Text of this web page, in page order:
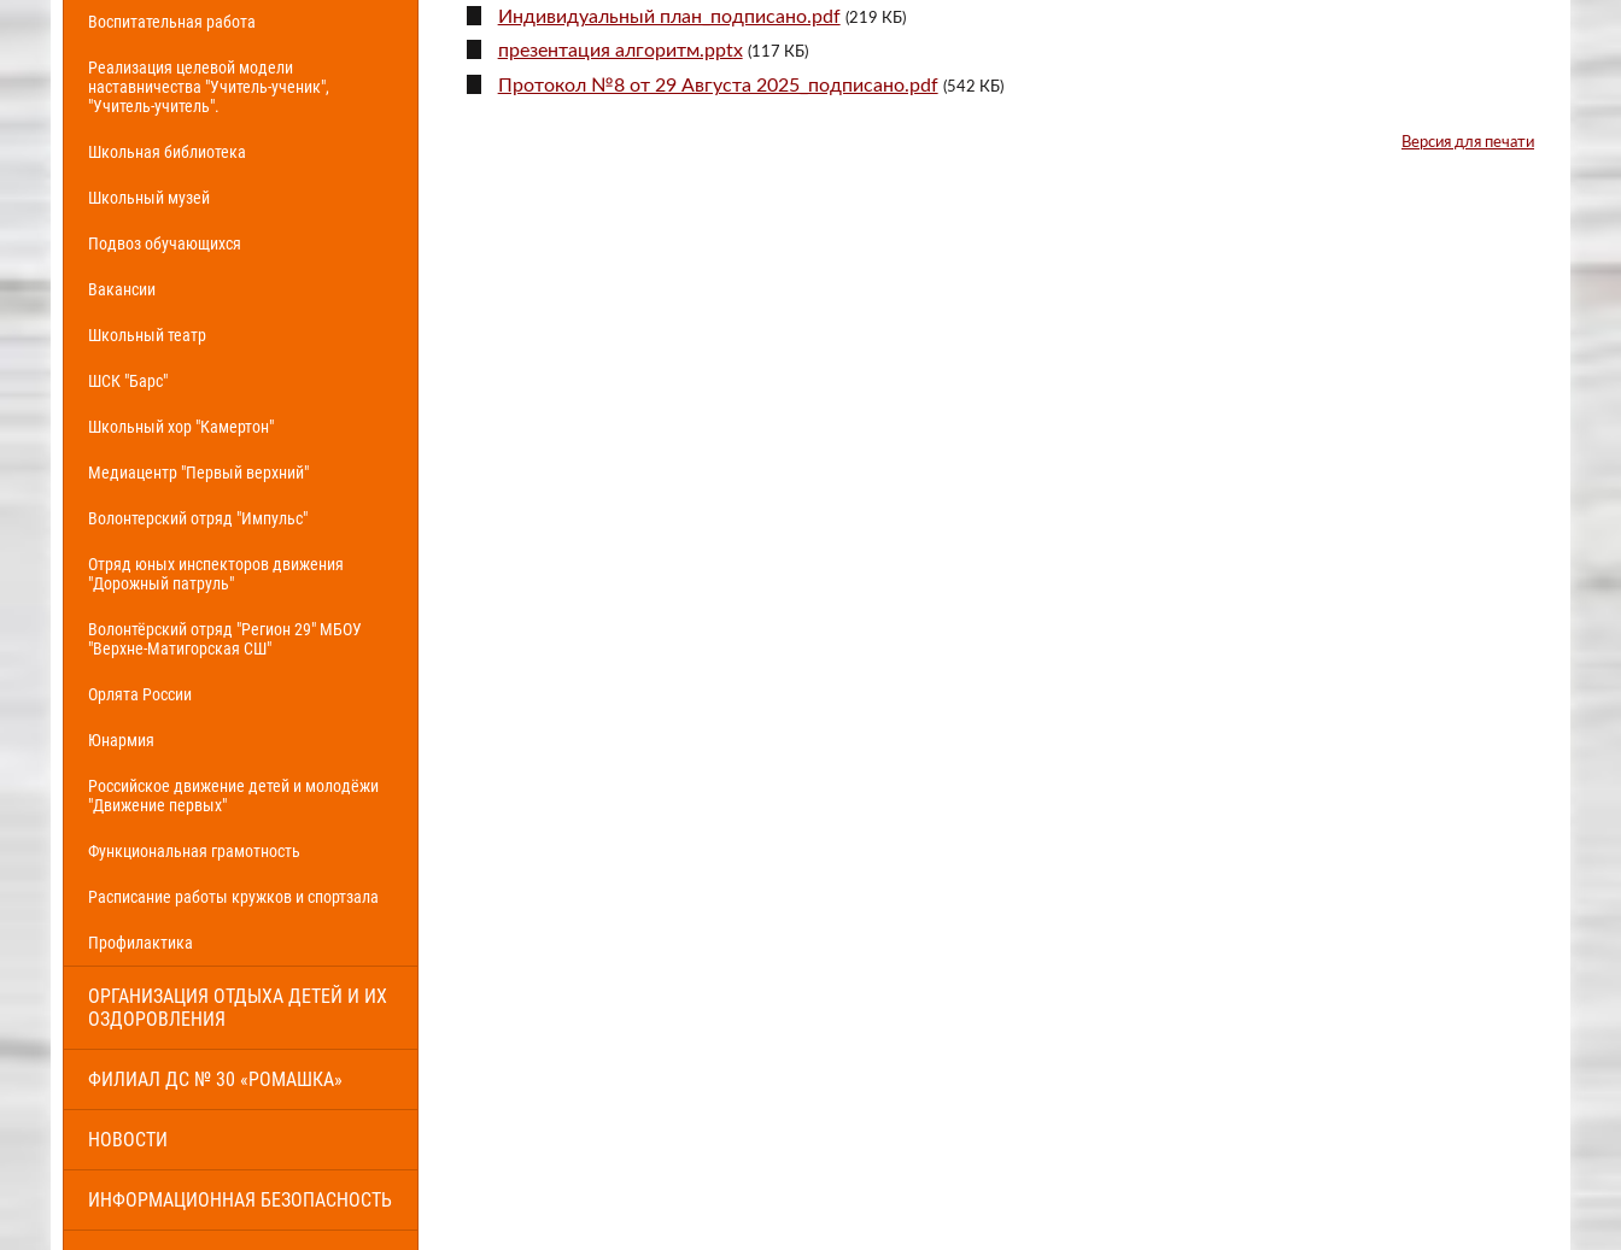
Воспитательная работа
Реализация целевой модели
наставничества "Учитель-ученик",
"Учитель-учитель".
Школьная библиотека
Школьный музей
Подвоз обучающихся
Вакансии
Школьный театр
ШСК "Барс"
Школьный хор "Камертон"
Медиацентр "Первый верхний"
Волонтерский отряд "Импульс"
Отряд юных инспекторов движения
"Дорожный патруль"
Волонтёрский отряд "Регион 29" МБОУ
"Верхне-Матигорская СШ"
Орлята России
Юнармия
Российское движение детей и молодёжи
"Движение первых"
Функциональная грамотность
Расписание работы кружков и спортзала
Профилактика
ОРГАНИЗАЦИЯ ОТДЫХА ДЕТЕЙ И ИХ
ОЗДОРОВЛЕНИЯ
ФИЛИАЛ ДС № 30 «РОМАШКА»
НОВОСТИ
ИНФОРМАЦИОННАЯ БЕЗОПАСНОСТЬ
Индивидуальный план_подписано.pdf (219 КБ)
презентация алгоритм.pptx (117 КБ)
Протокол №8 от 29 Августа 2025_подписано.pdf (542 КБ)
Версия для печати